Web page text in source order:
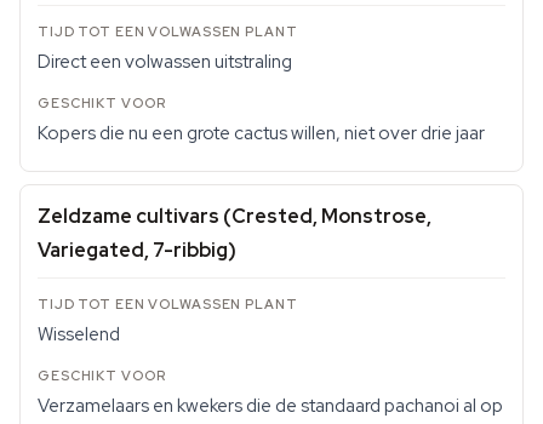
Direct een volwassen uitstraling
Kopers die nu een grote cactus willen, niet over drie jaar
Zeldzame cultivars (Crested, Monstrose,
Variegated, 7-ribbig)
Wisselend
Verzamelaars en kwekers die de standaard pachanoi al op